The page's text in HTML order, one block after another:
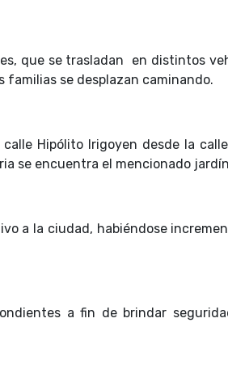
que se trasladan en distintos
familias se desplazan caminando.
Hipólito Irigoyen desde la
se encuentra el mencionado
a la ciudad, habiéndose
a fin de brindar